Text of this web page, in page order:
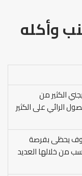
وأكله
الكثير من
الرائي على الكثير
سوف يحظى بفرصة
من خلالها العديد